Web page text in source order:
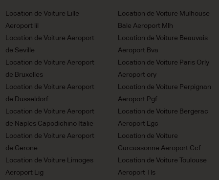
Location de Voiture Lille
Aeroport lil
Location de Voiture Mulhouse
Bale Aeroport Mlh
Location de Voiture Aeroport
de Seville
Location de Voiture Beauvais
Aeroport Bva
Location de Voiture Aeroport
de Bruxelles
Location de Voiture Paris Orly
Aeroport ory
Location de Voiture Aeroport
de Dusseldorf
Location de Voiture Perpignan
Aeroport Pgf
Location de Voiture Aeroport
de Naples Capodichino Italie
Location de Voiture Bergerac
Aeroport Egc
Location de Voiture Aeroport
de Gerone
Location de Voiture
Carcassonne Aeroport Ccf
Location de Voiture Limoges
Aeroport Lig
Location de Voiture Toulouse
Aeroport Tls